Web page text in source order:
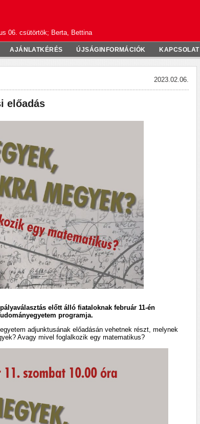
06. csütörtök; Berta, Bettina
AJÁNLATKÉRÉS ÚJSÁGINFORMÁCIÓK KAPCSOLAT
2023.02.06.
előadás
előtt álló fiataloknak február 11-én
programja.
adjunktusának előadásán vehetnek részt, melynek
Avagy mivel foglalkozik egy matematikus?